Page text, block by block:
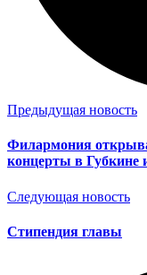
Предыдущая новость
Филармония
концерты в Губкине
Следующая новость
Стипендия главы